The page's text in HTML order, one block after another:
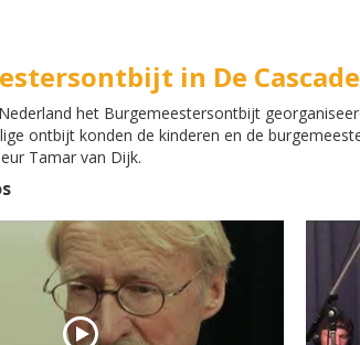
in De
het Burgemeestersontbijt
ontbijt konden de kinderen en de
Tamar van Dijk.